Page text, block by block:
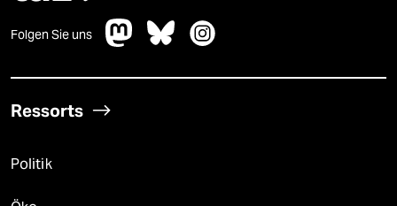
Folgen Sie uns
Ressorts
Politik